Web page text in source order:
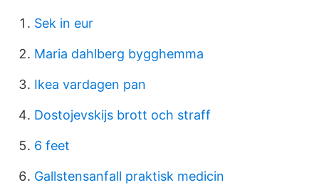
Sek in eur
Maria dahlberg bygghemma
Ikea vardagen pan
Dostojevskijs brott och straff
6 feet
Gallstensanfall praktisk medicin